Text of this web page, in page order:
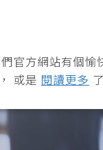
官方網站有個
或是閱讀更多